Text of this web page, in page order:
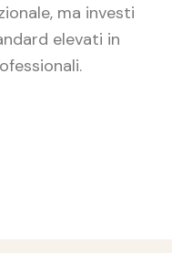
ma investi
elevati in